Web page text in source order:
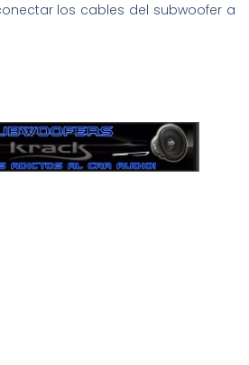
los cables del subwoofer a